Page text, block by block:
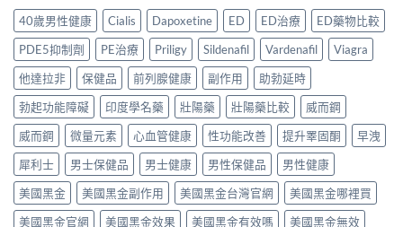
貨
購
買
指
南〉
中
南〉
中
噴
霧
購
買
指
南〉
中
比
較
2026：
口
服
藥、
噴
劑、
效
點
樣
揀？〉
裝
香
港
購
買
指
南
2026：
Cialis
20mg
貨
價
格、
40歲男性健康 Cialis Dapoxetine ED ED治療
ED藥物比較
PDE5抑制劑
PE治療 Priligy Sildenafil Vardenafil
Viagra
他達拉非
保健品 前列腺健康 副作用
助勃延時
勃起功能障礙
印度學名藥 壯陽藥 壯陽藥比較
威而鋼
威而鋼
微量元素 心血管健康 性功能改善 提升睪固酮
早洩
犀利士
男士保健品 男士健康 男性保健品
男性健康
美國黑金
美國黑金副作用 美國黑金台灣官網
美國黑金哪裡買
美國黑金官網
美國黑金效果 美國黑金有效嗎 美國黑金無效